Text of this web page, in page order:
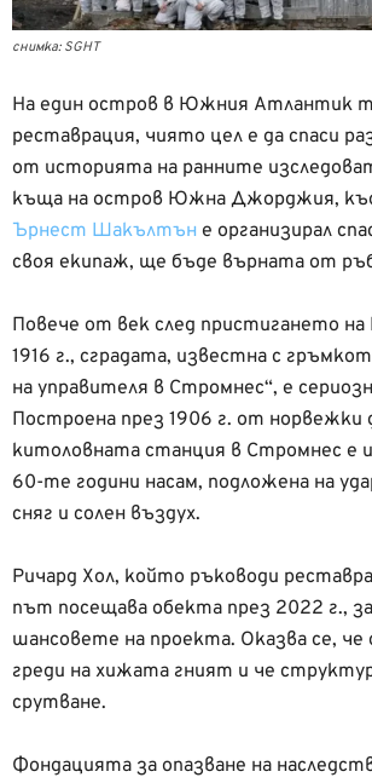
снимка: SGHT
На един остров в Южния Атлантик
реставрация, чиято цел е да спаси
от историята на ранните
къща на остров Южна Джорджия,
Ърнест Шакълтън е организирал
своя екипаж, ще бъде върната от
Повече от век след пристигането
1916 г., сградата, известна с
на управителя в Стромнес“, е
Построена през 1906 г. от норвежки
китоловната станция в Стромнес е
60-те години насам, подложена на
сняг и солен въздух.
Ричард Хол, който ръководи
път посещава обекта през 2022 г.,
шансовете на проекта. Оказва се,
греди на хижата гният и че
срутване.
Фондацията за опазване на